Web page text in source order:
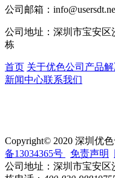
公司邮箱：
公司地址： 深圳市宝安区
栋
首页 关于优色公司产品
新闻中心联系我们
Copyright© 2020 深圳优
备13034365号
免责声明
公司地址：深圳市宝安区